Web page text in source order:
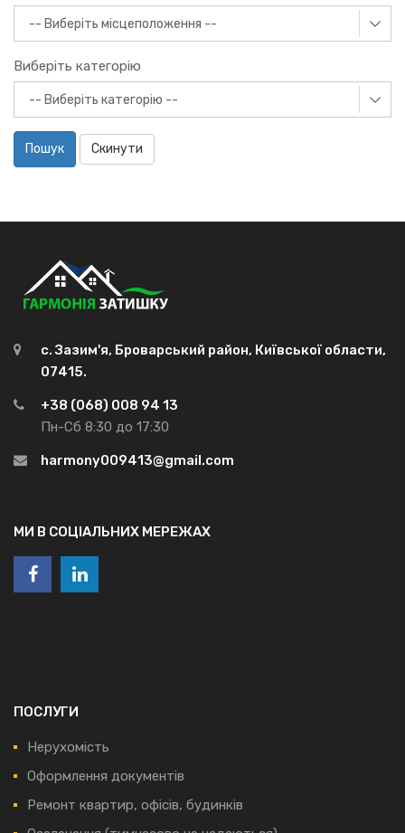
Виберіть категорію
Пошук Скинути
с. Зазим'я, Броварський район, Київської области,
07415.
+38 (068) 008 94 13
Пн-Сб 8:30 до 17:30
harmony009413@gmail.com
МИ В СОЦІАЛЬНИХ МЕРЕЖАХ
ПОСЛУГИ
Нерухомість
Оформлення документів
Ремонт квартир, офісів, будинків